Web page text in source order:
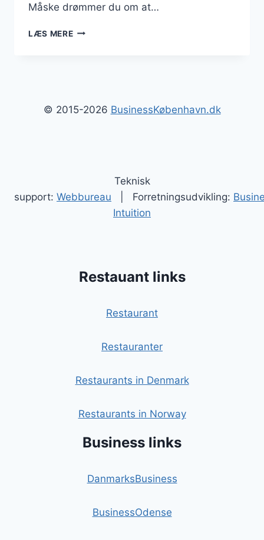
Måske drømmer du om at…
LÆS MERENY
© 2015-2026 BusinessKøbenhavn.dk
Teknisk
support: Webbureau | Forretningsudvikling:
Intuition
Restauant links
Restaurant
Restauranter
Restaurants in Denmark
Restaurants in Norway
Business links
DanmarksBusiness
BusinessOdense